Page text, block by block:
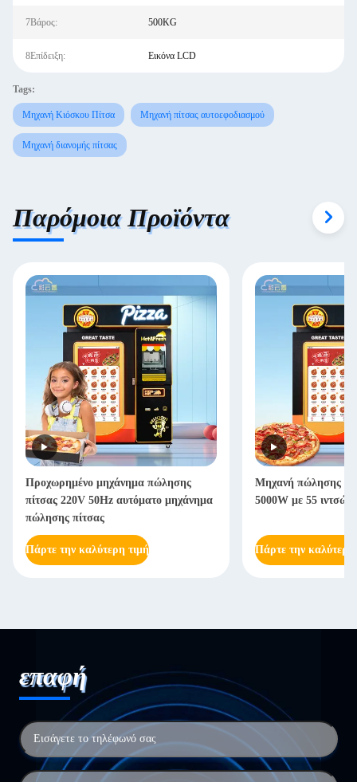
7Βάρος: 500KG
8Επίδειξη: Εικόνα LCD
Tags:
Μηχανή Κιόσκου Πίτσα Μηχανή πίτσας αυτοεφοδιασμού
Μηχανή διανομής πίτσας
Παρόμοια Προϊόντα
Προχωρημένο μηχάνημα πώλησης
πίτσας 220V 50Hz αυτόματο μηχάνημα
πώλησης πίτσας
Πάρτε την καλύτερη τιμή
Μηχανή πώλησης
5000W με 55 ιντσών
Πάρτε την καλύτερη
επαφή